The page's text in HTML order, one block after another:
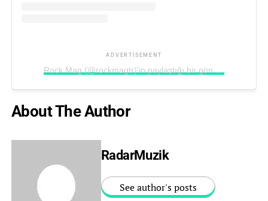
ADVERTISEMENT
About The Author
RadarMuzik
See author's posts